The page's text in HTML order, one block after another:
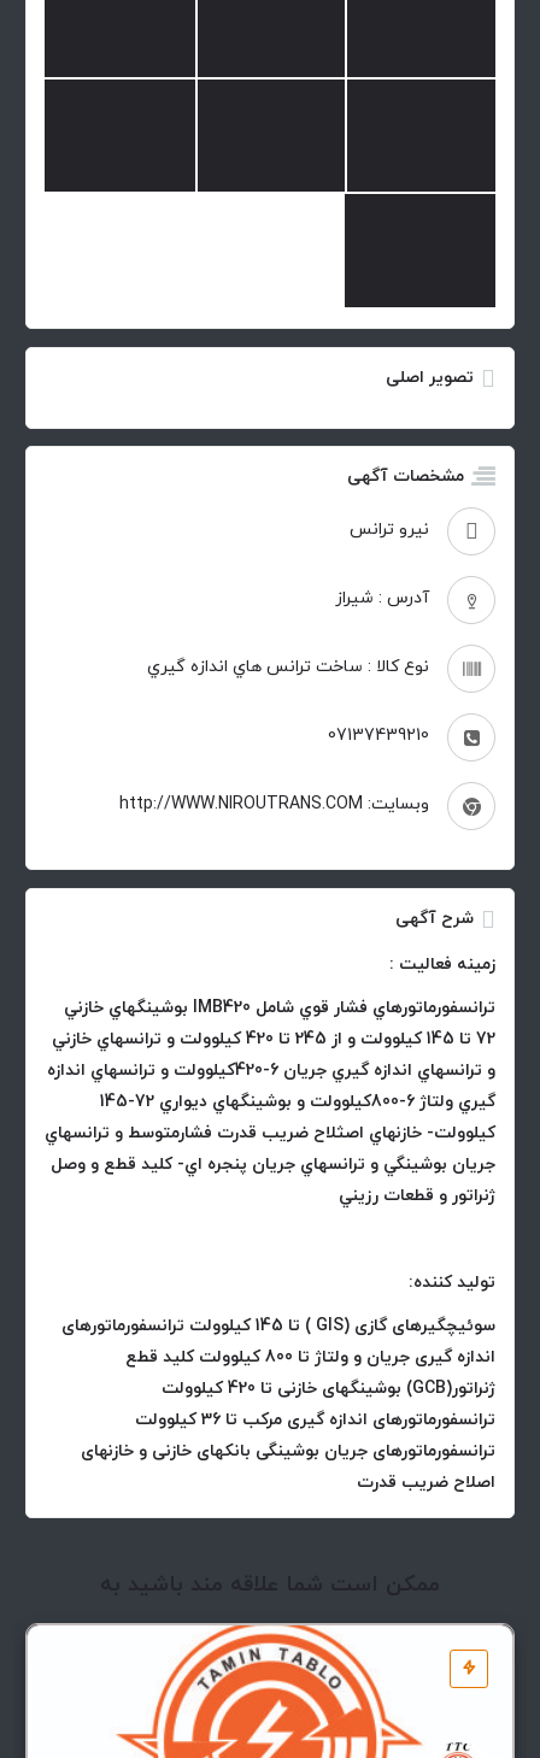
تصویر اصلی
مشخصات آگهی
نیرو ترانس
آدرس : شیراز
نوع کالا : ساخت ترانس هاي اندازه گيري
07137439210
وبسایت: http://WWW.NIROUTRANS.COM
شرح آگهی
زمینه فعالیت :
ترانسفورماتورهاي فشار قوي شامل IMB420 بوشينگهاي خازني
72 تا 145 كيلوولت و از 245 تا 420 كيلوولت و ترانسهاي خازني
و ترانسهاي اندازه گيري جريان 6-420كيلوولت و ترانسهاي اندازه
گيري ولتاژ 6-800كيلوولت و بوشينگهاي ديواري 72-145
كيلوولت- خازنهاي اصثلاح ضريب قدرت فشارمتوسط و ترانسهاي
جريان بوشينگي و ترانسهاي جريان پنجره اي- كليد قطع و وصل
ژنراتور و قطعات رزيني
تولید کننده:
سوئیچگیرهای گازی (GIS ) تا 145 کیلوولت ترانسفورماتورهای
اندازه گیری جریان و ولتاژ تا 800 کیلوولت کلید قطع
ژنراتور(GCB) بوشینگهای خازنی تا 420 کیلوولت
ترانسفورماتورهای اندازه گیری مرکب تا 36 کیلوولت
ترانسفورماتورهای جریان بوشینگی بانکهای خازنی و خازنهای
اصلاح ضریب قدرت
ممکن است شما علاقه مند باشید به